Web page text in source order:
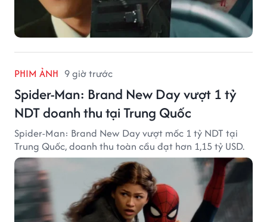
PHIM ẢNH 9 giờ trước
Spider-Man: Brand New Day vượt 1 tỷ
NDT doanh thu tại Trung Quốc
Spider-Man: Brand New Day vượt mốc 1 tỷ NDT tại
Trung Quốc, doanh thu toàn cầu đạt hơn 1,15 tỷ USD.